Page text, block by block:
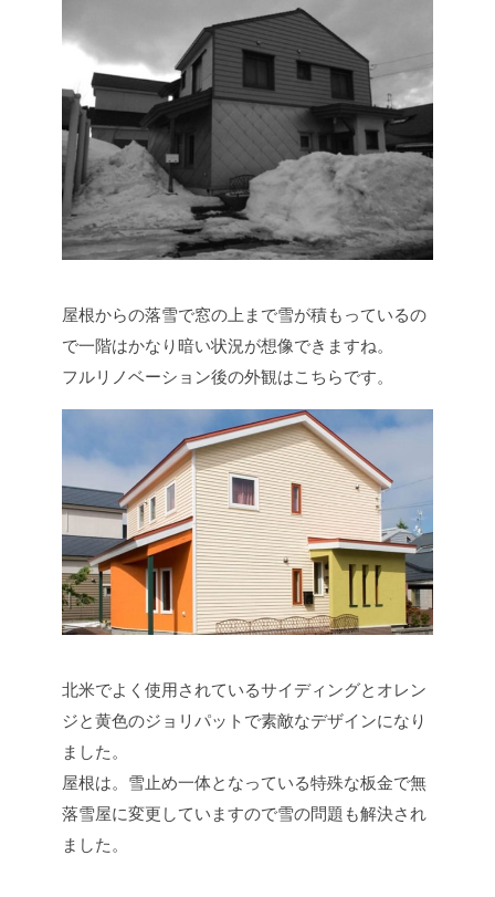
屋根からの落雪で窓の上まで雪が積もっているの
で一階はかなり暗い状況が想像できますね。
フルリノベーション後の外観はこちらです。
北米でよく使用されているサイディングとオレン
ジと黄色のジョリパットで素敵なデザインになり
ました。
屋根は。雪止め一体となっている特殊な板金で無
落雪屋に変更していますので雪の問題も解決され
ました。